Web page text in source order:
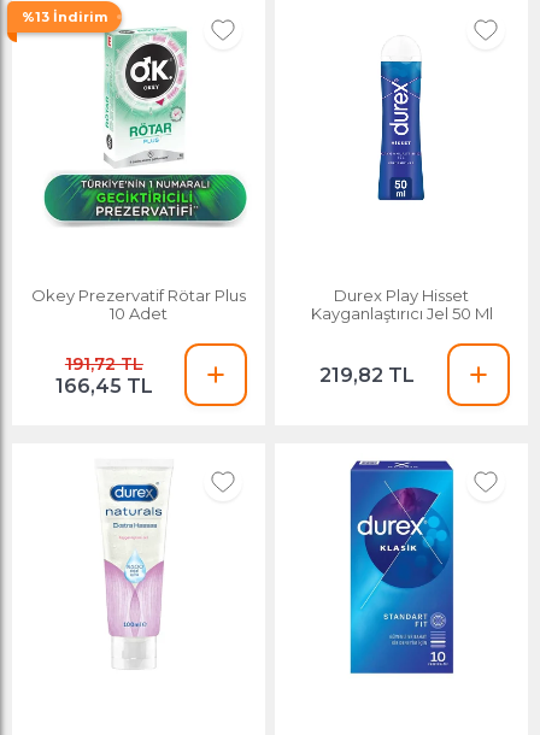
%13 İndirim
Okey Prezervatif Rötar Plus
10 Adet
191,72 TL
166,45 TL
Durex Play Hisset
Kayganlaştırıcı Jel 50 Ml
219,82 TL